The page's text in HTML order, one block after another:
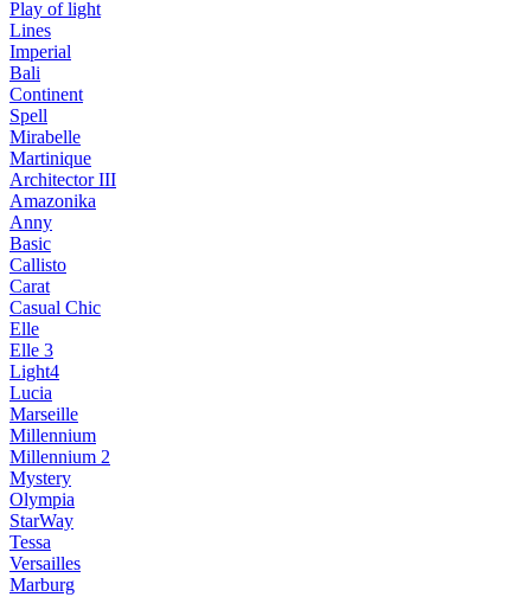
Play of light
Lines
Imperial
Bali
Continent
Spell
Mirabelle
Martinique
Architector III
Amazonika
Anny
Basic
Callisto
Carat
Casual Chic
Elle
Elle 3
Light4
Lucia
Marseille
Millennium
Millennium 2
Mystery
Olympia
StarWay
Tessa
Versailles
Marburg